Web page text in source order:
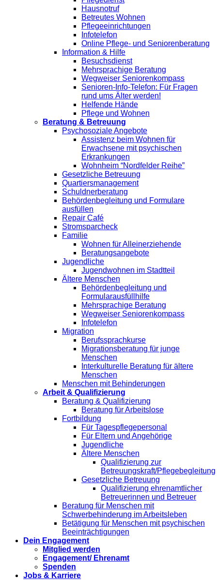
Hausnotruf
Betreutes Wohnen
Pflegeeinrichtungen
Infotelefon
Online Pflege- und Seniorenberatung
Information & Hilfe
Besuchsdienst
Mehrsprachige Beratung
Wegweiser Seniorenkompass
Senioren-Info-Telefon: Für Fragen
rund ums Älter werden!
Helfende Hände
Pflege und Wohnen
Beratung & Betreuung
Psychosoziale Angebote
Assistenz beim Wohnen für
Erwachsene mit psychischen
Erkrankungen
Wohnheim “Nordfelder Reihe”
Gesetzliche Betreuung
Quartiersmanagement
Schuldnerberatung
Behördenbegleitung und Formulare
ausfüllen
Repair Café
Stromsparcheck
Familie
Wohnen für Alleinerziehende
Beratungsangebote
Jugendliche
Jugendwohnen im Stadtteil
Ältere Menschen
Behördenbegleitung und
Formularausfüllhilfe
Mehrsprachige Beratung
Wegweiser Seniorenkompass
Infotelefon
Migration
Berufssprachkurse
Migrationsberatung für junge
Menschen
Interkulturelle Beratung für ältere
Menschen
Menschen mit Behinderungen
Arbeit & Qualifizierung
Beratung & Qualifizierung
Beratung für Arbeitslose
Fortbildung
Für Tagespflegepersonal
Für Eltern und Angehörige
Jugendliche
Ältere Menschen
Qualifizierung zur
Betreuungskraft/Pflegebegleitung
Gesetzliche Betreuung
Qualifizierung ehrenamtlicher
Betreuerinnen und Betreuer
Beratung für Menschen mit
Schwerbehinderung im Arbeitsleben
Betätigung für Menschen mit psychischen
Beeinträchtigungen
Dein Engagement
Mitglied werden
Engagement/ Ehrenamt
Spenden
Jobs & Karriere